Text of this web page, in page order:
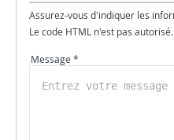
Assurez-vous d'indiquer les
Le code HTML n'est pas autorisé.
Message *